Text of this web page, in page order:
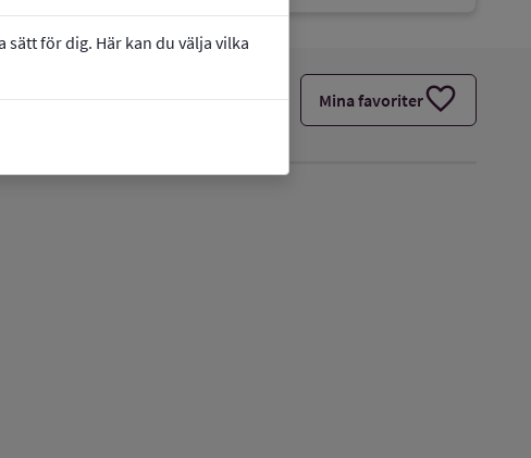
för dig. Här kan du välja vilka
Mina favoriterfavorite